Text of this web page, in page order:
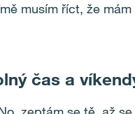
musím říct, že
čas a